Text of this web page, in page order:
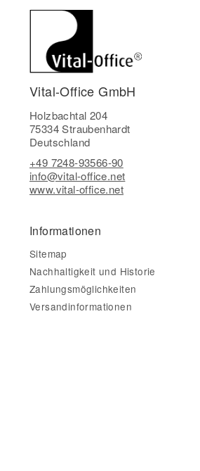
Vital-Office GmbH
Holzbachtal 204
75334 Straubenhardt
Deutschland
+49 7248-93566-90
info@vital-office.net
www.vital-office.net
Informationen
Sitemap
Nachhaltigkeit und Historie
Zahlungsmöglichkeiten
Versandinformationen